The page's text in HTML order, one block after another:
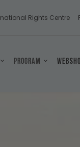
Rights Centre
Program